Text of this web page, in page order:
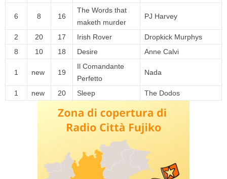
6 8 16
The Words that
maketh murder
PJ Harvey
2 20 17 Irish Rover
Dropkick Murphys
8
10 18 Desire Anne Calvi
1 new 19
Il Comandante
Perfetto
Nada
1 new 20 Sleep The Dodos